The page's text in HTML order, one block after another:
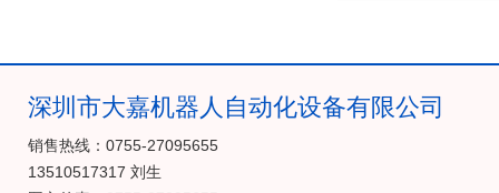
深圳市大嘉机器人自动化设备有限公司
销售热线：0755-27095655
13510517317 刘生